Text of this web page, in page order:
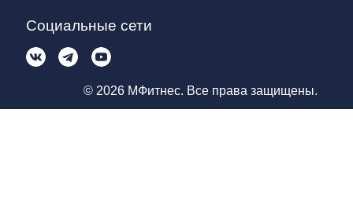
Социальные сети
© 2026 МФитнес. Все права защищены.